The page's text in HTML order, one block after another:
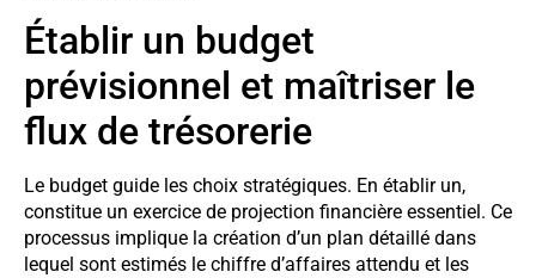
Établir un budget
prévisionnel et maîtriser le
flux de trésorerie
Le budget guide les choix stratégiques. En établir un,
constitue un exercice de projection financière essentiel. Ce
processus implique la création d’un plan détaillé dans
lequel sont estimés le chiffre d’affaires attendu et les